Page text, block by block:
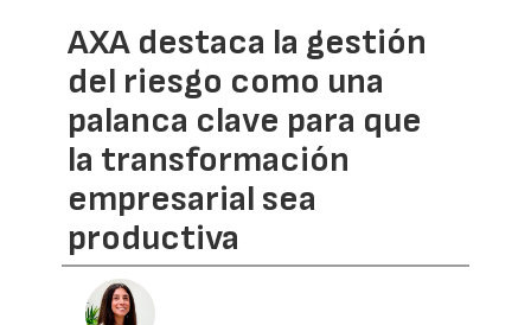
AXA destaca la gestión
del riesgo como una
palanca clave para que
la transformación
empresarial sea
productiva